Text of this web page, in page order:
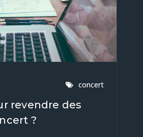
concert
revendre des
?